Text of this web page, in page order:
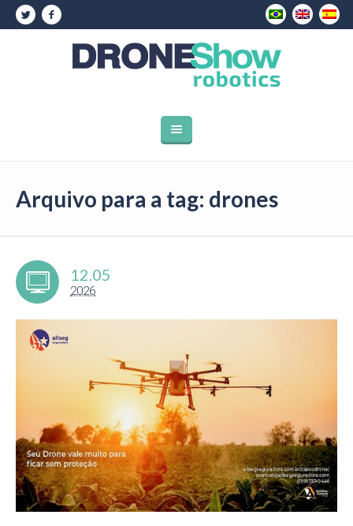
Arquivo para a tag: drones
12.05
2026